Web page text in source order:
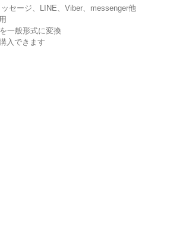
セージ、LINE、Viber、messenger他
一般形式に変換
入できます